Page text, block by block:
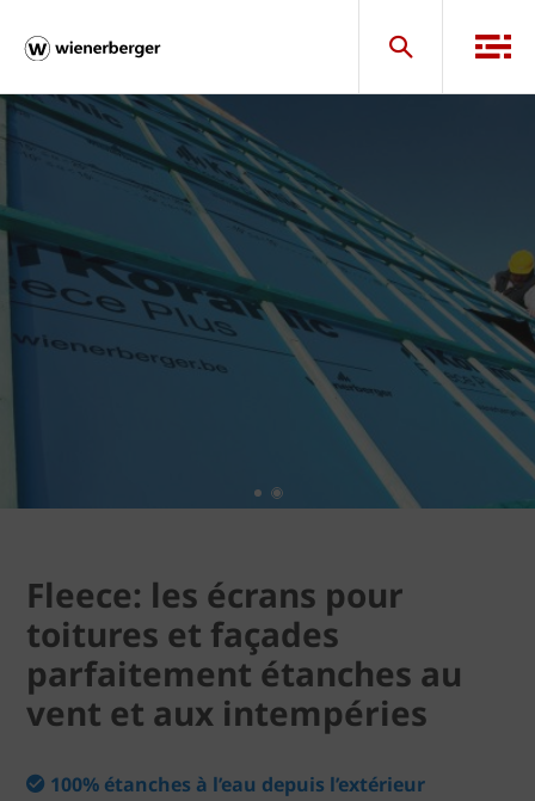
Fleece: les écrans pour
toitures et façades
parfaitement étanches au
vent et aux intempéries
100% étanches à l’eau depuis l’extérieur